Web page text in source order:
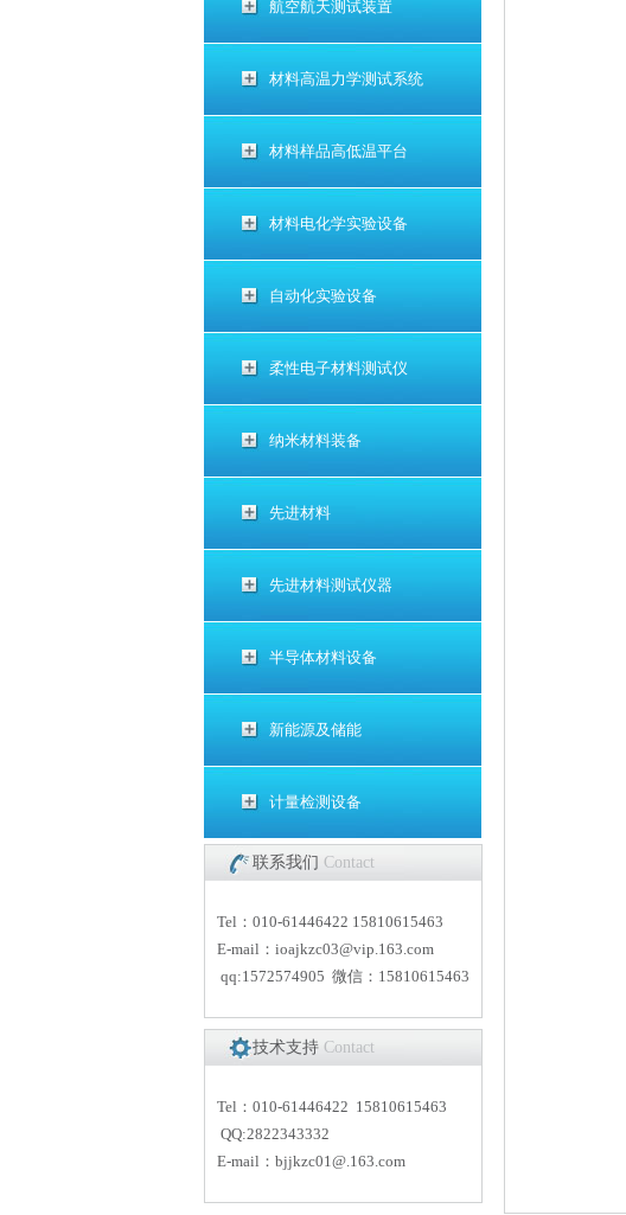
航空航天测试装置
材料高温力学测试系统
材料样品高低温平台
材料电化学实验设备
自动化实验设备
柔性电子材料测试仪
纳米材料装备
先进材料
先进材料测试仪器
半导体材料设备
新能源及储能
计量检测设备
联系我们 Contact
Tel：010-61446422 15810615463
E-mail： ioajkzc03@vip.163.com
qq:1572574905 微信：15810615463
技术支持 Contact
Tel：010-61446422 15810615463
QQ:2822343332
E-mail： bjjkzc01@.163.com